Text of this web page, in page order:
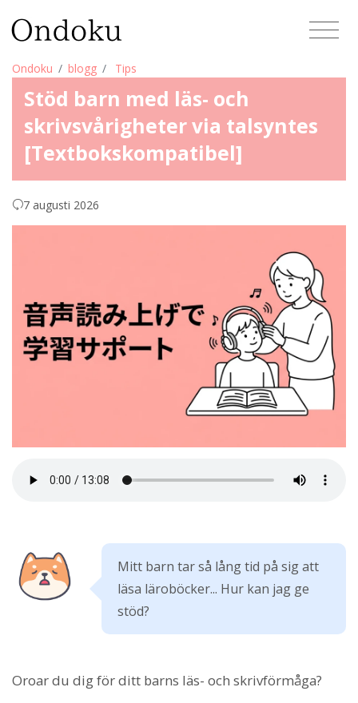
Ondoku blogg Tips
Stöd barn med läs- och
skrivsvårigheter via talsyntes
[Textbokskompatibel]
7 augusti 2026
Mitt barn tar så lång tid på sig att
läsa läroböcker... Hur kan jag ge
stöd?
Oroar du dig för ditt barns läs- och skrivförmåga?